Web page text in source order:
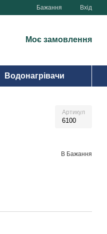
Бажання Вхід
Моє замовлення
Водонагрівачи
Артикул
6100
В Бажання